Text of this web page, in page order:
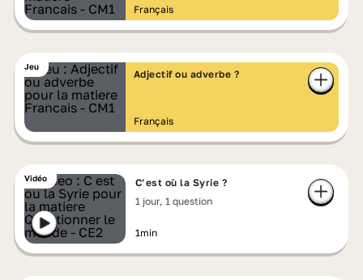
Vidéo
C’est où la Syrie ?
1 jour, 1 question
1min
Français
Jeu
Adjectif ou adverbe ?
Français